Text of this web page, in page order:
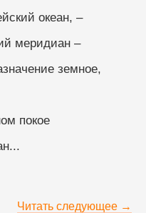
океан, –
меридиан –
земное,
покое
Читать следующее →